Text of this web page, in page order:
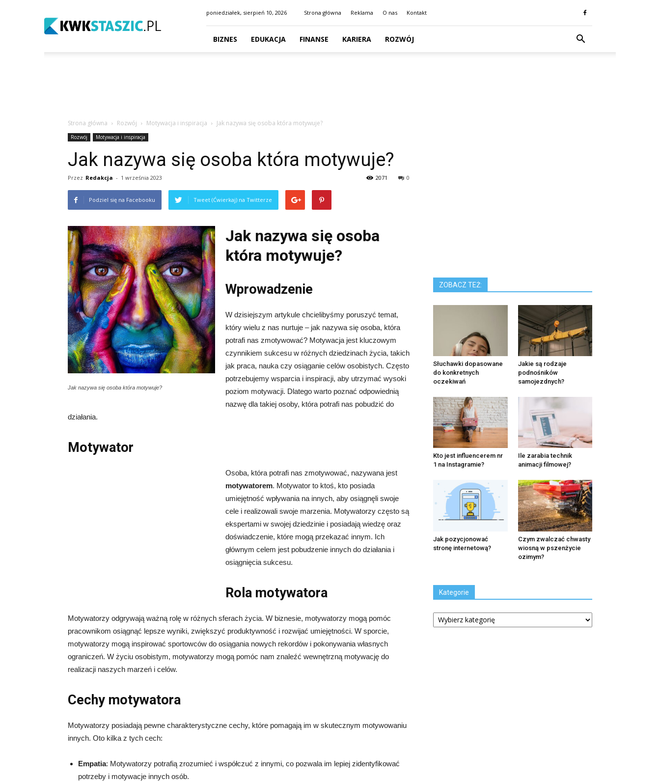
poniedziałek, sierpień 10, 2026 Strona główna Reklama O nas Kontakt
BIZNES EDUKACJA FINANSE KARIERA ROZWÓJ
Strona główna Rozwój Motywacja i inspiracja Jak nazywa się osoba która motywuje?
Rozwój Motywacja i inspiracja
Jak nazywa się osoba która motywuje?
Przez Redakcja - 1 września 2023 0
2071
Podziel się na Facebooku Tweet (Ćwierkaj) na Twitterze
Jak nazywa się osoba która motywuje?
Jak nazywa się osoba
która motywuje?
Wprowadzenie
W dzisiejszym artykule chcielibyśmy poruszyć temat,
który wielu z nas nurtuje – jak nazywa się osoba, która
potrafi nas zmotywować? Motywacja jest kluczowym
czynnikiem sukcesu w różnych dziedzinach życia, takich
jak praca, nauka czy osiąganie celów osobistych. Często
potrzebujemy wsparcia i inspiracji, aby utrzymać wysoki
poziom motywacji. Dlatego warto poznać odpowiednią
nazwę dla takiej osoby, która potrafi nas pobudzić do
działania.
Motywator
Osoba, która potrafi nas zmotywować, nazywana jest
motywatorem. Motywator to ktoś, kto posiada
umiejętność wpływania na innych, aby osiągnęli swoje
cele i realizowali swoje marzenia. Motywatorzy często są
ekspertami w swojej dziedzinie i posiadają wiedzę oraz
doświadczenie, które mogą przekazać innym. Ich
głównym celem jest pobudzenie innych do działania i
osiągnięcia sukcesu.
Rola motywatora
Motywatorzy odgrywają ważną rolę w różnych sferach życia. W biznesie, motywatorzy mogą pomóc
pracownikom osiągnąć lepsze wyniki, zwiększyć produktywność i rozwijać umiejętności. W sporcie,
motywatorzy mogą inspirować sportowców do osiągania nowych rekordów i pokonywania własnych
ograniczeń. W życiu osobistym, motywatorzy mogą pomóc nam znaleźć wewnętrzną motywację do
realizacji naszych marzeń i celów.
Cechy motywatora
Motywatorzy posiadają pewne charakterystyczne cechy, które pomagają im w skutecznym motywowaniu
innych. Oto kilka z tych cech:
Empatia: Motywatorzy potrafią zrozumieć i współczuć z innymi, co pozwala im lepiej zidentyfikować
potrzeby i motywacje innych osób.
ZOBACZ TEŻ:
Słuchawki dopasowane
do konkretnych
oczekiwań
Jakie są rodzaje
podnośników
samojezdnych?
Kto jest influencerem nr
1 na Instagramie?
Ile zarabia technik
animacji filmowej?
Jak pozycjonować
stronę internetową?
Czym zwalczać chwasty
wiosną w pszenżycie
ozimym?
Kategorie
Kategorie